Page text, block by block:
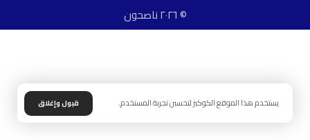
© ٢٠٢٦ ناصحون
يستخدم هذا الموقع الكوكيز لتحسين تجربة المستخدم. قبول وإغلاق